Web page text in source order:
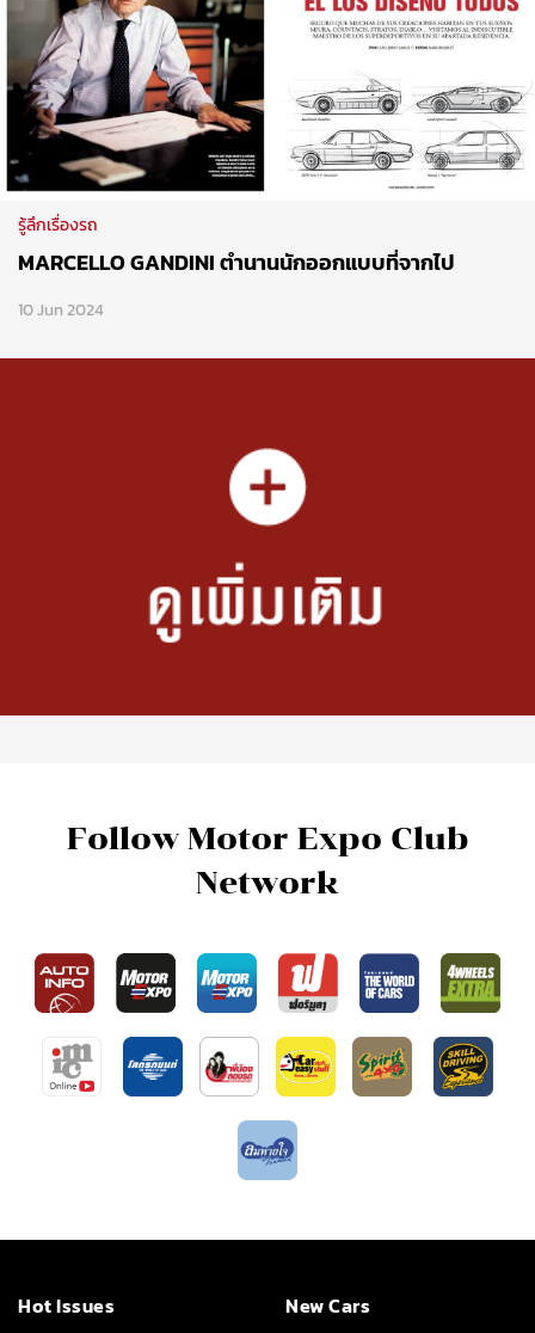
รู้ลึกเรื่องรถ
MARCELLO GANDINI ตำนานนักออกแบบที่จากไป
10 Jun 2024
Follow Motor Expo Club
Network
Hot Issues
New Cars